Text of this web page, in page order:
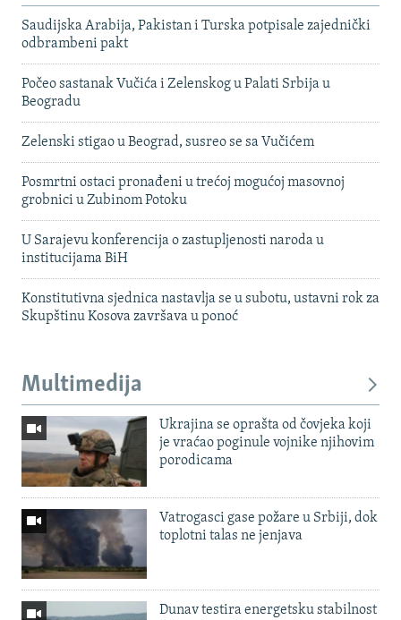
Saudijska Arabija, Pakistan i Turska potpisale zajednički
odbrambeni pakt
Počeo sastanak Vučića i Zelenskog u Palati Srbija u
Beogradu
Zelenski stigao u Beograd, susreo se sa Vučićem
Posmrtni ostaci pronađeni u trećoj mogućoj masovnoj
grobnici u Zubinom Potoku
U Sarajevu konferencija o zastupljenosti naroda u
institucijama BiH
Konstitutivna sjednica nastavlja se u subotu, ustavni rok za
Skupštinu Kosova završava u ponoć
Multimedija
Ukrajina se oprašta od čovjeka koji
je vraćao poginule vojnike njihovim
porodicama
Vatrogasci gase požare u Srbiji, dok
toplotni talas ne jenjava
Dunav testira energetsku stabilnost